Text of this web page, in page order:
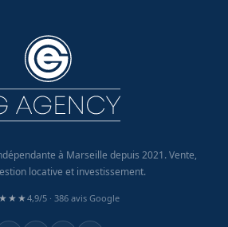
à Marseille depuis 2021. Vente,
locative et investissement.
4,9/5 · 386 avis Google